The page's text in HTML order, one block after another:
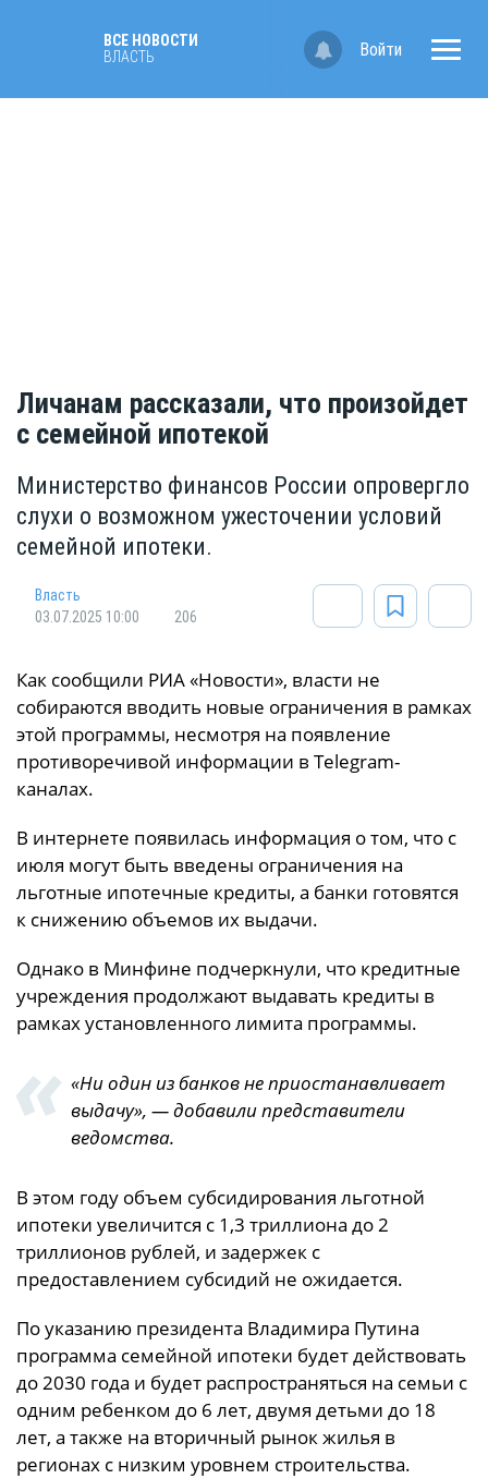
ВСЕ НОВОСТИ
ВЛАСТЬ
Войти
Личанам рассказали, что произойдет
с семейной ипотекой
Министерство финансов России опровергло
слухи о возможном ужесточении условий
семейной ипотеки.
Власть
03.07.2025 10:00
206
Как сообщили РИА «Новости», власти не
собираются вводить новые ограничения в рамках
этой программы, несмотря на появление
противоречивой информации в Telegram-
каналах.
В интернете появилась информация о том, что с
июля могут быть введены ограничения на
льготные ипотечные кредиты, а банки готовятся
к снижению объемов их выдачи.
Однако в Минфине подчеркнули, что кредитные
учреждения продолжают выдавать кредиты в
рамках установленного лимита программы.
«Ни один из банков не приостанавливает
выдачу», — добавили представители
ведомства.
В этом году объем субсидирования льготной
ипотеки увеличится с 1,3 триллиона до 2
триллионов рублей, и задержек с
предоставлением субсидий не ожидается.
По указанию президента Владимира Путина
программа семейной ипотеки будет действовать
до 2030 года и будет распространяться на семьи с
одним ребенком до 6 лет, двумя детьми до 18
лет, а также на вторичный рынок жилья в
регионах с низким уровнем строительства.